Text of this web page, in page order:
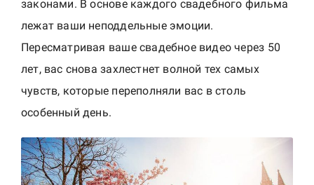
законами. В основе каждого свадебного фильма
лежат ваши неподдельные эмоции.
Пересматривая ваше свадебное видео через 50
лет, вас снова захлестнет волной тех самых
чувств, которые переполняли вас в столь
особенный день.